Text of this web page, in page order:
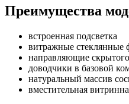
Преимущества
встроенная подсветка
витражные стеклянные
направляющие
доводчики в базовой
натуральный массив
вместительная